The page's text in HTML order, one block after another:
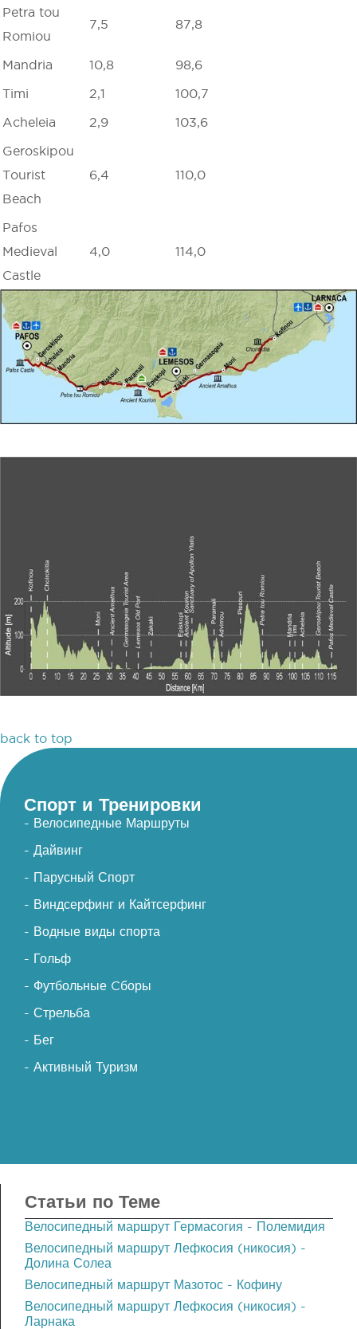
Petra tou
Romiou
7,5 87,8
Mandria 10,8
98,6
Timi
2,1
100,7
Acheleia
2,9
103,6
Geroskipou
Tourist
Beach
6,4 110,0
Pafos
Medieval
Castle
4,0 114,0
back to top
Спорт и Тренировки
- Велосипедные Маршруты
- Дайвинг
- Парусный Спорт
- Виндсерфинг и Кайтсерфинг
- Водные виды спорта
- Гольф
- Футбольные Cборы
- Стрельба
- Бег
- Активный Туризм
Статьи по Теме
Велосипедный маршрут Гермасогия - Полемидия
Велосипедный маршрут Лефкосия (никосия) -
Долина Солеа
Велосипедный маршрут Мазотос - Кофину
Велосипедный маршрут Лефкосия (никосия) -
Ларнака